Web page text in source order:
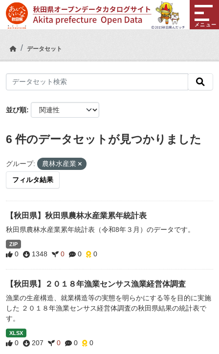
Skip to main content
メニュー
データセット
並び順
6 件のデータセットが見つかりました
グループ: 農林水産業
フィルタ結果
【秋田県】秋田県農林水産業累年統計表
秋田県農林水産業累年統計表（令和8年３月）のデータです。
ZIP
0 1348 0 0 0
【秋田県】２０１８年漁業センサス漁業経営体調査
漁業の生産構造、就業構造等の実態を明らかにする等を目的に実施
した ２０１８年漁業センサス経営体調査の秋田県結果の統計表で
す。
XLSX
0 207 0 0 0